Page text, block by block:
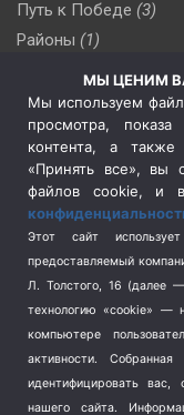
Путь к Победе (3)
Районы (1)
(510)
Сельское хозяйство
Социальная политика
Спецоперация в
Спецоперация на
Спорт (740)
Терроризм (1)
Транспорт (262)
Туризм (178)
Флот (76)
МЫ ЦЕНИМ
Мы используем
просмотра,
контента, а
«Принять все», вы
файлов cookie, и
Этот сайт
предоставляемый
Л. Толстого, 16 (далее
технологию «cookie» —
компьютере
активности.
идентифицировать
нашего сайта.